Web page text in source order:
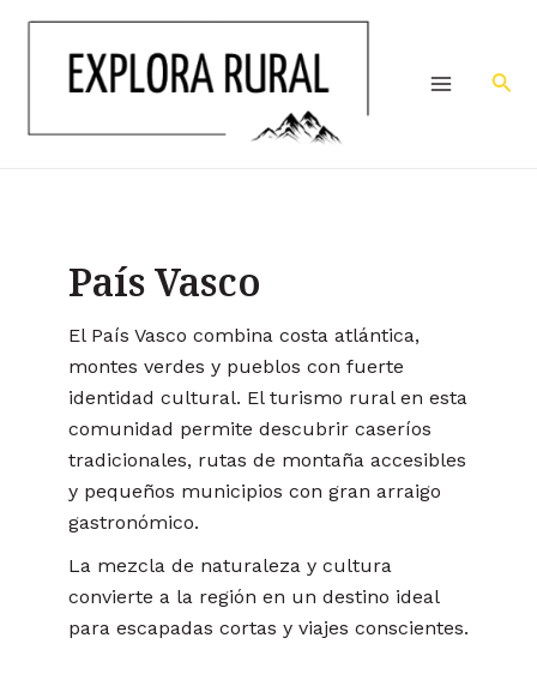
contenido
Menu
País Vasco
El País Vasco combina costa atlántica,
montes verdes y pueblos con fuerte
identidad cultural. El turismo rural en esta
comunidad permite descubrir caseríos
tradicionales, rutas de montaña accesibles
y pequeños municipios con gran arraigo
gastronómico.
La mezcla de naturaleza y cultura
convierte a la región en un destino ideal
para escapadas cortas y viajes conscientes.